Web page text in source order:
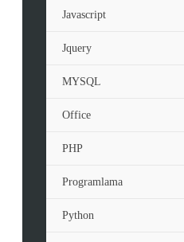
Javascript
Jquery
MYSQL
Office
PHP
Programlama
Python